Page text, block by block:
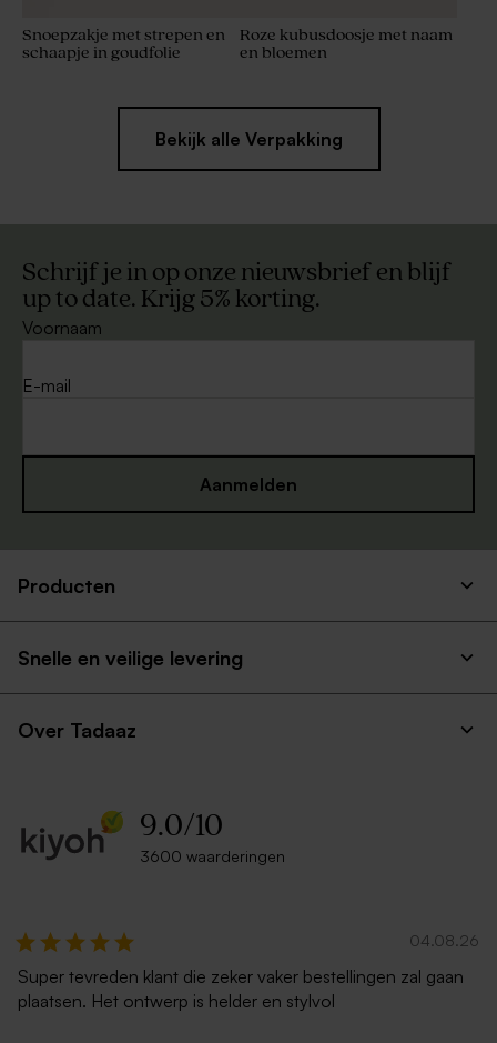
Snoepzakje met strepen en
schaapje in goudfolie
Roze kubusdoosje met naam
en bloemen
Bekijk alle Verpakking
Schrijf je in op onze nieuwsbrief en blijf
up to date. Krijg 5% korting.
Voornaam
E-mail
Aanmelden
Producten
Snelle en veilige levering
Over Tadaaz
9.0/10
3600 waarderingen
04.08.26
Super tevreden klant die zeker vaker bestellingen zal gaan
plaatsen. Het ontwerp is helder en stylvol